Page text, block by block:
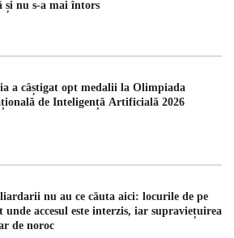
și nu s-a mai întors
a câștigat opt medalii la Olimpiada
de Inteligență Artificială 2026
nu au ce căuta aici: locurile de pe
unde accesul este interzis, iar supraviețuirea
de noroc